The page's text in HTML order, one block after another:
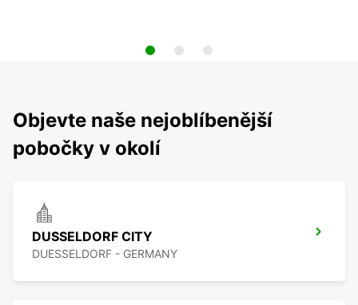
Objevte naše nejoblíbenější
pobočky v okolí
DUSSELDORF CITY
DUESSELDORF - GERMANY